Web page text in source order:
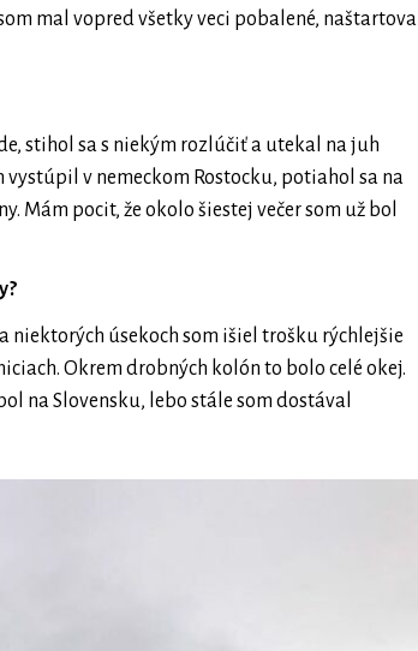
mal vopred všetky veci pobalené, naštartoval
stihol sa s niekým rozlúčiť a utekal na juh
v nemeckom Rostocku, potiahol sa na
Mám pocit, že okolo šiestej večer som už bol
niektorých úsekoch som išiel trošku rýchlejšie
Okrem drobných kolón to bolo celé okej.
na Slovensku, lebo stále som dostával